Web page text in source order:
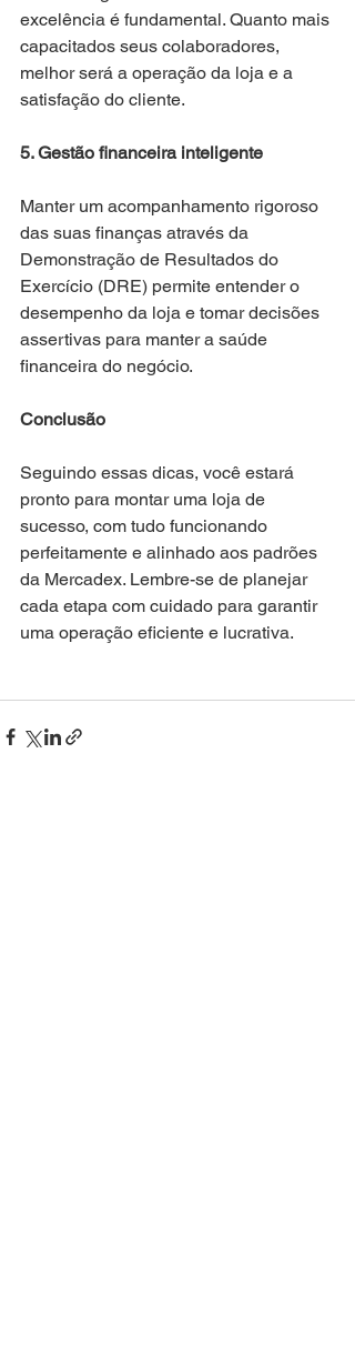
excelência é fundamental. Quanto mais
capacitados seus colaboradores,
melhor será a operação da loja e a
satisfação do cliente.
5. Gestão financeira inteligente
Manter um acompanhamento rigoroso
das suas finanças através da
Demonstração de Resultados do
Exercício (DRE) permite entender o
desempenho da loja e tomar decisões
assertivas para manter a saúde
financeira do negócio.
Conclusão
Seguindo essas dicas, você estará
pronto para montar uma loja de
sucesso, com tudo funcionando
perfeitamente e alinhado aos padrões
da Mercadex. Lembre-se de planejar
cada etapa com cuidado para garantir
uma operação eficiente e lucrativa.